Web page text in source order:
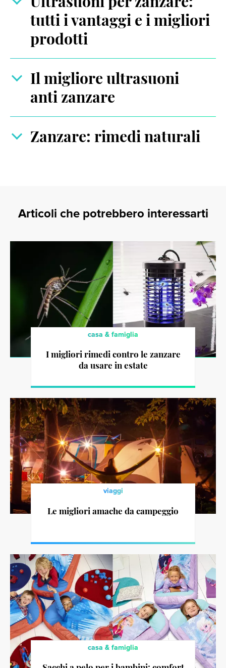
tutti i vantaggi e i migliori
prodotti
Il migliore ultrasuoni
anti zanzare
Zanzare: rimedi naturali
Articoli che potrebbero interessarti
casa & famiglia
I migliori rimedi contro le zanzare
da usare in estate
viaggi
Le migliori amache da campeggio
casa & famiglia